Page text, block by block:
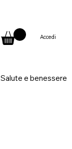
Salute e benessere
Accedi